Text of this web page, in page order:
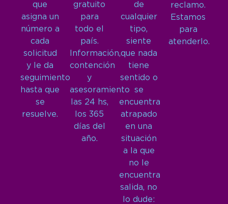
que
asigna un
número a
cada
solicitud
y le da
seguimiento
hasta que
se
resuelve.
gratuito
para
todo el
país.
Información,
contención
y
asesoramiento
las 24 hs,
los 365
días del
año.
de
cualquier
tipo,
siente
que nada
tiene
sentido o
se
encuentra
atrapado
en una
situación
a la que
no le
encuentra
salida, no
lo dude:
reclamo.
Estamos
para
atenderlo.